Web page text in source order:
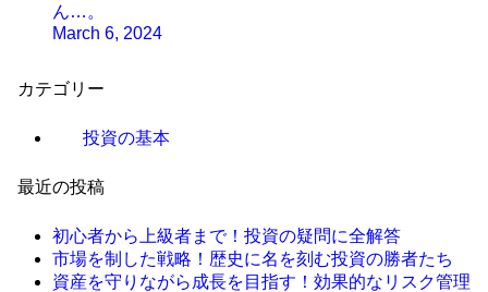
ん…。
March 6, 2024
カテゴリー
投資の基本
最近の投稿
初心者から上級者まで！投資の疑問に全解答
市場を制した戦略！歴史に名を刻む投資の勝者たち
資産を守りながら成長を目指す！効果的なリスク管理